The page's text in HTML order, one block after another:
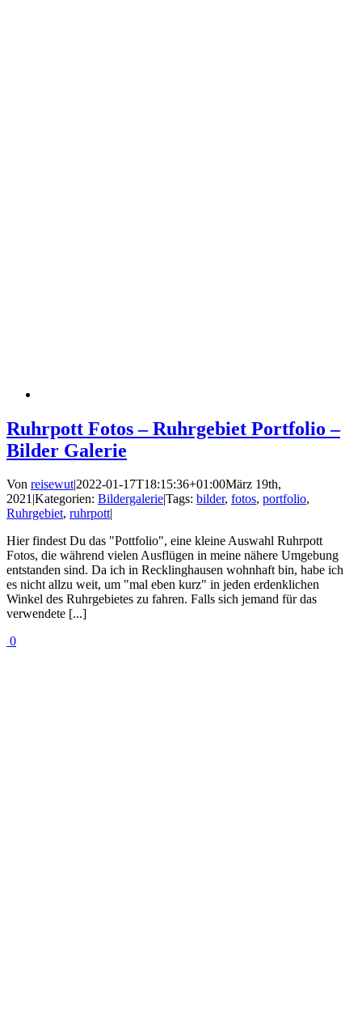
Ruhrpott Fotos – Ruhrgebiet Portfolio –
Bilder Galerie
Von reisewut|2022-01-17T18:15:36+01:00März 19th,
2021|Kategorien: Bildergalerie|Tags: bilder, fotos, portfolio,
Ruhrgebiet, ruhrpott|
Hier findest Du das "Pottfolio", eine kleine Auswahl Ruhrpott
Fotos, die während vielen Ausflügen in meine nähere Umgebung
entstanden sind. Da ich in Recklinghausen wohnhaft bin, habe ich
es nicht allzu weit, um "mal eben kurz" in jeden erdenklichen
Winkel des Ruhrgebietes zu fahren. Falls sich jemand für das
verwendete [...]
0